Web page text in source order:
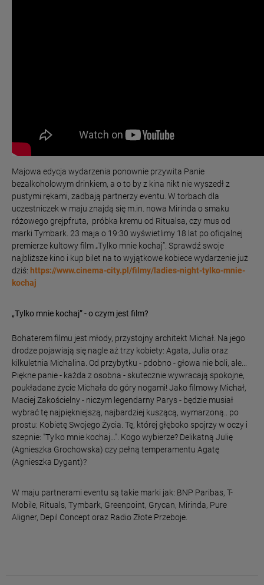
Majowa edycja wydarzenia ponownie przywita Panie
bezalkoholowym drinkiem, a o to by z kina nikt nie wyszedł z
pustymi rękami, zadbają partnerzy eventu. W torbach dla
uczestniczek w maju znajdą się m.in. nowa Mirinda o smaku
różowego grejpfruta, próbka kremu od Ritualsa, czy mus od
marki Tymbark. 23 maja o 19:30 wyświetlimy 18 lat po oficjalnej
premierze kultowy film „Tylko mnie kochaj”. Sprawdź swoje
najbliższe kino i kup bilet na to wyjątkowe kobiece wydarzenie już
dziś: https://www.cinema-city.pl/filmy/ladies-night-tylko-mnie-
kochaj
„Tylko mnie kochaj” - o czym jest film?
Bohaterem filmu jest młody, przystojny architekt Michał. Na jego
drodze pojawiają się nagle aż trzy kobiety: Agata, Julia oraz
kilkuletnia Michalina. Od przybytku - pdobno - głowa nie boli, ale...
Piękne panie - każda z osobna - skutecznie wywracają spokojne,
poukładane życie Michała do góry nogami! Jako filmowy Michał,
Maciej Zakościelny - niczym legendarny Parys - będzie musiał
wybrać tę najpiękniejszą, najbardziej kuszącą, wymarzoną.. po
prostu: Kobietę Swojego Życia. Tę, której głęboko spojrzy w oczy i
szepnie: "Tylko mnie kochaj...". Kogo wybierze? Delikatną Julię
(Agnieszka Grochowska) czy pełną temperamentu Agatę
(Agnieszka Dygant)?
W maju partnerami eventu są takie marki jak: BNP Paribas, T-
Mobile, Rituals, Tymbark, Greenpoint, Grycan, Mirinda, Pure
Aligner, Depil Concept oraz Radio Złote Przeboje.